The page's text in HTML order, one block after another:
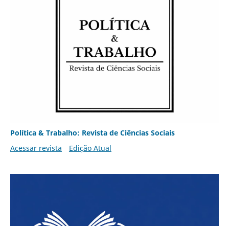
Política & Trabalho: Revista de Ciências Sociais
Acessar revista
Edição Atual